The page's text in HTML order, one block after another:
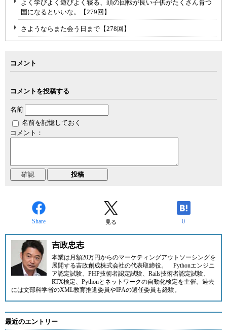
よく学びよく遊びよく寝る、頭の回転が良い子供がたくさん育つ
国になるといいな。【279回】
さようならまた会う日まで【278回】
コメント
コメントを投稿する
名前
名前を記憶しておく
コメント：
Share 見る 0
吉政忠志
本業は月額20万円からのマーケティングアウトソーシングを
展開する吉政創成株式会社の代表取締役。
Pythonエンジニ
ア認定試験、PHP技術者認定試験、Rails技術者認定試験、
RTX検定、Pythonとネットワークの自動化検定を主催。過去
には文部科学省のXML教育推進委員やIPAの選任委員も経験。
最近のエントリー